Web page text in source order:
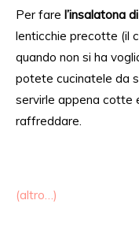
Per fare l’insalatona
lenticchie precotte (il
quando non si ha
potete cucinatele da
servirle appena cotte
raffreddare.
(altro…)